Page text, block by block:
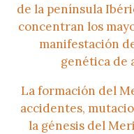
de la península
concentran los
manifestación
genética de
La formación del
accidentes,
la génesis del